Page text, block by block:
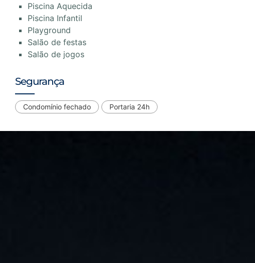
Piscina Aquecida
Piscina Infantil
Playground
Salão de festas
Salão de jogos
Segurança
Condomínio fechado Portaria 24h